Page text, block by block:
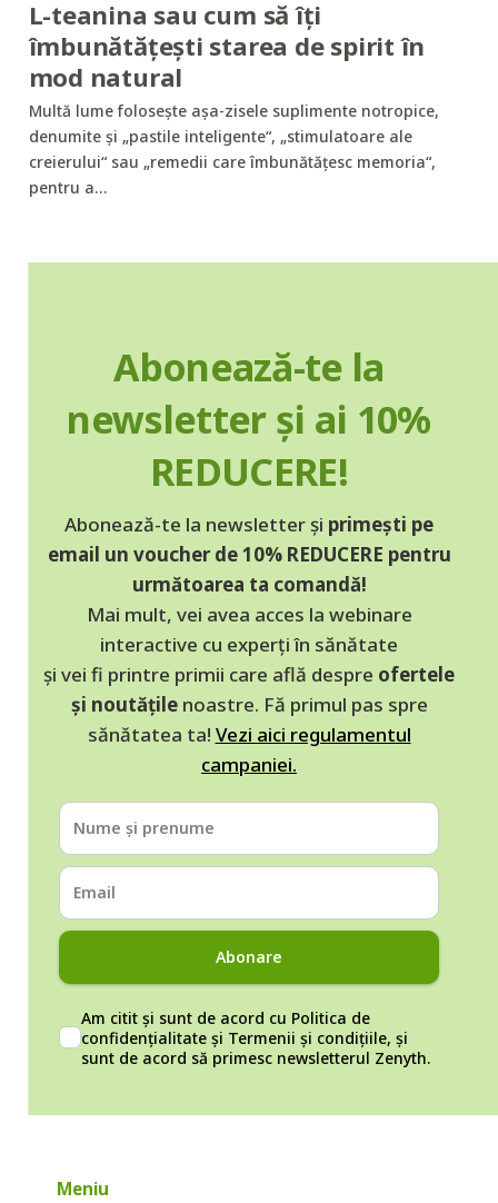
L-teanina sau cum să îți
îmbunătățești starea de spirit în
mod natural
Multă lume folosește așa-zisele suplimente notropice,
denumite și „pastile inteligente“, „stimulatoare ale
creierului“ sau „remedii care îmbunătățesc memoria“,
pentru a…
Abonează-te la
newsletter și ai 10%
REDUCERE!
Abonează-te la newsletter și primești pe
email un voucher de 10% REDUCERE pentru
următoarea ta comandă!
Mai mult, vei avea acces la webinare
interactive cu experți în sănătate
și vei fi printre primii care află despre ofertele
și noutățilenoastre. Fă primul pas spre
sănătatea ta! Vezi aici regulamentul
campaniei.
Abonare
Am citit și sunt de acord cu Politica de
confidențialitate și Termenii și condițiile, și
sunt de acord să primesc newsletterul Zenyth.
Meniu